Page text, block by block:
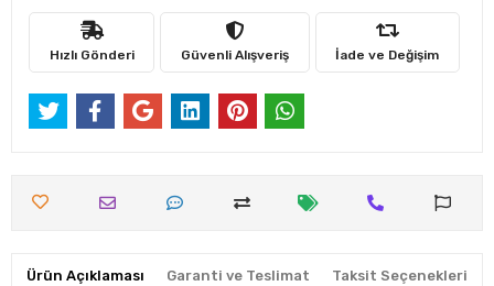
Hızlı Gönderi Güvenli Alışveriş İade ve Değişim
Ürün Açıklaması Garanti ve Teslimat Taksit Seçenekleri